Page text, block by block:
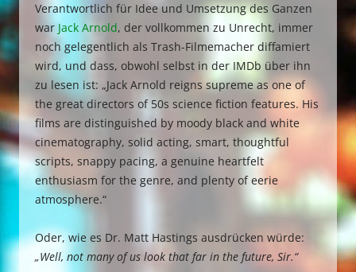
Verantwortlich für Idee und Umsetzung des Ganzen
war Jack Arnold, der vollkommen zu Unrecht, immer
noch gelegentlich als Trash-Filmemacher diffamiert
wird, und dass, obwohl selbst in der IMDb über ihn
zu lesen ist: „Jack Arnold reigns supreme as one of
the great directors of 50s science fiction features. His
films are distinguished by moody black and white
cinematography, solid acting, smart, thoughtful
scripts, snappy pacing, a genuine heartfelt
enthusiasm for the genre, and plenty of eerie
atmosphere.“
Oder, wie es Dr. Matt Hastings ausdrücken würde:
„Well, not many of us look that far in the future, Sir.“